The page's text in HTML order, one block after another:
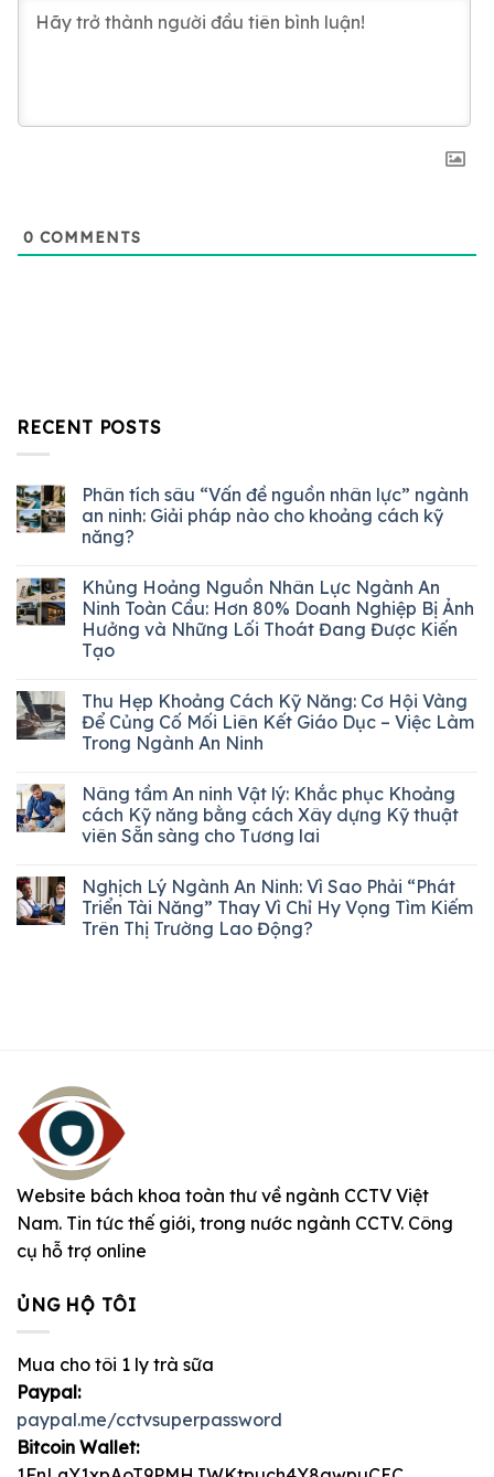
0 COMMENTS
RECENT POSTS
Phân tích sâu “Vấn đề nguồn nhân lực” ngành
an ninh: Giải pháp nào cho khoảng cách kỹ
năng?
Khủng Hoảng Nguồn Nhân Lực Ngành An
Ninh Toàn Cầu: Hơn 80% Doanh Nghiệp Bị Ảnh
Hưởng và Những Lối Thoát Đang Được Kiến
Tạo
Thu Hẹp Khoảng Cách Kỹ Năng: Cơ Hội Vàng
Để Củng Cố Mối Liên Kết Giáo Dục – Việc Làm
Trong Ngành An Ninh
Nâng tầm An ninh Vật lý: Khắc phục Khoảng
cách Kỹ năng bằng cách Xây dựng Kỹ thuật
viên Sẵn sàng cho Tương lai
Nghịch Lý Ngành An Ninh: Vì Sao Phải “Phát
Triển Tài Năng” Thay Vì Chỉ Hy Vọng Tìm Kiếm
Trên Thị Trường Lao Động?
Website bách khoa toàn thư về ngành CCTV Việt
Nam. Tin tức thế giới, trong nước ngành CCTV. Công
cụ hỗ trợ online
ỦNG HỘ TÔI
Mua cho tôi 1 ly trà sữa
Paypal:
paypal.me/cctvsuperpassword
Bitcoin Wallet: